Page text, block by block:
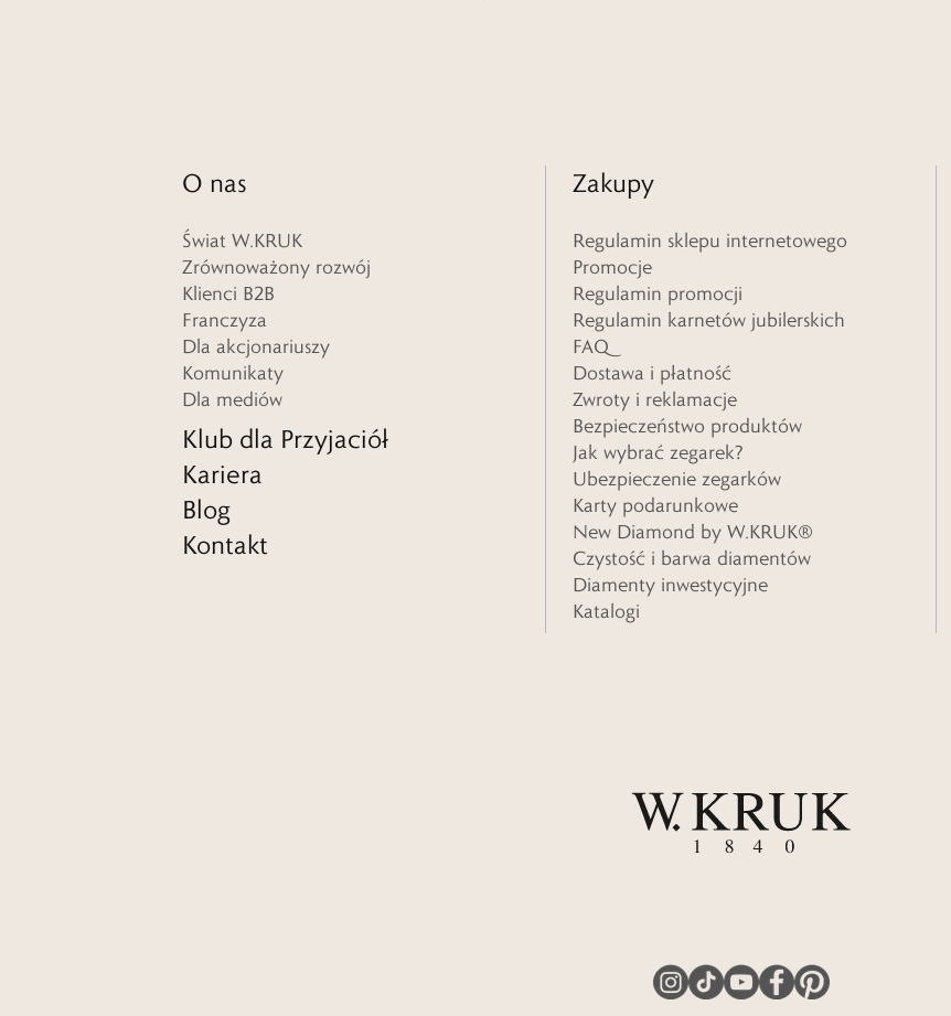
O nas
Świat W.KRUK
Zrównoważony rozwój
Klienci B2B
Franczyza
Dla akcjonariuszy
Komunikaty
Dla mediów
Klub dla Przyjaciół
Kariera
Blog
Kontakt
Zakupy
Regulamin sklepu internetowego
Promocje
Regulamin promocji
Regulamin karnetów jubilerskich
FAQ
Dostawa i płatność
Zwroty i reklamacje
Bezpieczeństwo produktów
Jak wybrać zegarek?
Ubezpieczenie zegarków
Karty podarunkowe
New Diamond by W.KRUK®
Czystość i barwa diamentów
Diamenty inwestycyjne
Katalogi